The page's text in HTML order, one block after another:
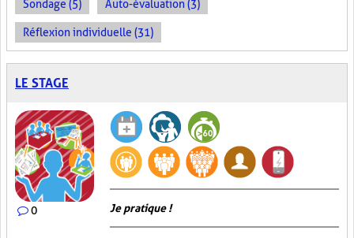
Sondage (5) Auto-évaluation (3)
Réflexion individuelle (31)
LE STAGE
0 Je pratique !